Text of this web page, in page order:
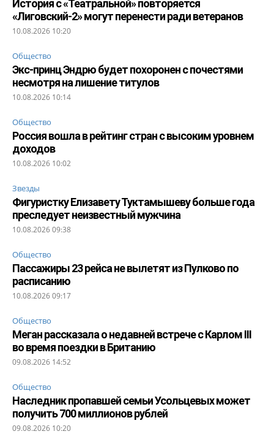
История с «Театральной» повторяется
«Лиговский-2» могут перенести ради ветеранов
10.08.2026 10:20
Общество
Экс-принц Эндрю будет похоронен с почестями
несмотря на лишение титулов
10.08.2026 10:14
Общество
Россия вошла в рейтинг стран с высоким уровнем
доходов
10.08.2026 10:02
Звезды
Фигуристку Елизавету Туктамышеву больше года
преследует неизвестный мужчина
10.08.2026 09:38
Общество
Пассажиры 23 рейса не вылетят из Пулково по
расписанию
10.08.2026 09:17
Общество
Меган рассказала о недавней встрече с Карлом III
во время поездки в Британию
09.08.2026 14:52
Общество
Наследник пропавшей семьи Усольцевых может
получить 700 миллионов рублей
09.08.2026 10:20